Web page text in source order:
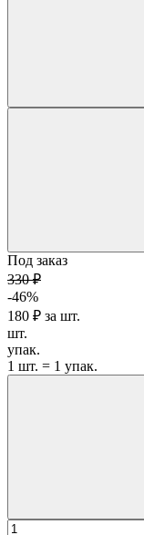
Под заказ
330 ₽
-46%
180 ₽ за шт.
шт.
упак.
1 шт. = 1 упак.